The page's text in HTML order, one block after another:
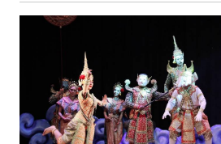
เชียงมั่น จังหวัดเชียงใหม่ เพื่อนำไปใช้
สมุดภาพแหล่งมรดกโลกต่อไป